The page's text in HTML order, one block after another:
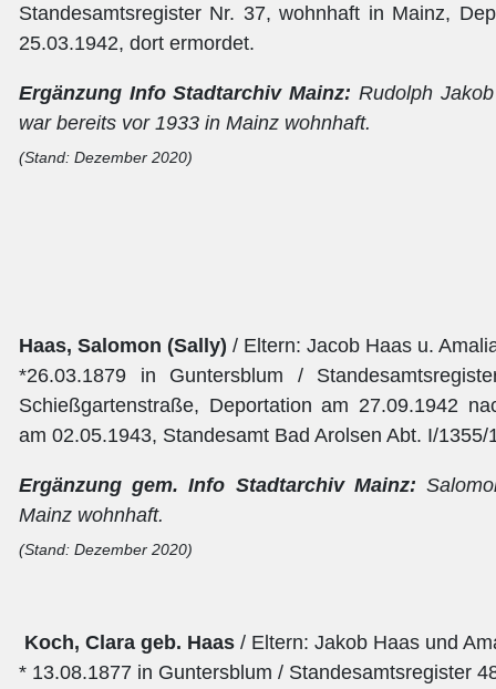
Standesamtsregister Nr. 37, wohnhaft in Mainz,
25.03.1942, dort ermordet.
Ergänzung Info Stadtarchiv Mainz: Rudolph
war bereits vor 1933 in Mainz wohnhaft.
(Stand: Dezember 2020)
Haas, Salomon (Sally) / Eltern: Jacob Haas u.
*26.03.1879 in Guntersblum /
Schießgartenstraße, Deportation am 27.09.1942
am 02.05.1943, Standesamt Bad Arolsen Abt. I/1355/
Ergänzung gem. Info Stadtarchiv Mainz:
Mainz wohnhaft.
(Stand: Dezember 2020)
Koch, Clara geb. Haas / Eltern: Jakob Haas und
* 13.08.1877 in Guntersblum / Standesamtsregister